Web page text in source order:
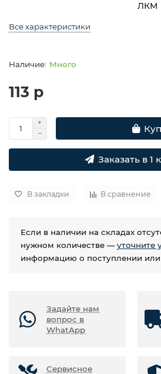
ЛКМ
Все характеристики
Много
113 р
Заказать в 1
В закладки В сравнение
Если в наличии на складах
нужном количестве —уточните
информацию о поступлении или
Задайте нам
вопрос в
WhatApp
Сервисное